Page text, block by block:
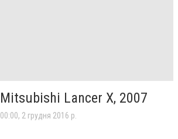
Mitsubishi Lancer X, 2007
00:00, 2 грудня 2016 р.